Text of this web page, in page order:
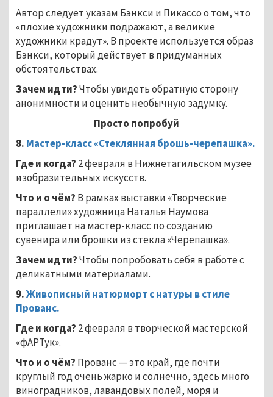
Автор следует указам Бэнкси и Пикассо о том, что
«плохие художники подражают, а великие
художники крадут». В проекте используется образ
Бэнкси, который действует в придуманных
обстоятельствах.
Зачем идти?Чтобы увидеть обратную сторону
анонимности и оценить необычную задумку.
Просто попробуй
8. Мастер-класс «Стеклянная брошь-черепашка».
Где и когда? 2 февраля в Нижнетагильском музее
изобразительных искусств.
Что и о чём? В рамках выставки «Творческие
параллели» художница Наталья Наумова
приглашает на мастер-класс по созданию
сувенира или брошки из стекла «Черепашка».
Зачем идти?Чтобы попробовать себя в работе с
деликатными материалами.
9.Живописный натюрморт с натуры в стиле
Прованс.
Где и когда? 2 февраля в творческой мастерской
«фАРТук».
Что и о чём? Прованс — это край, где почти
круглый год очень жарко и солнечно, здесь много
виноградников, лавандовых полей, моря и